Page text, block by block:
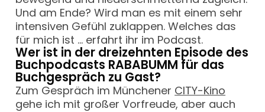
Und am Ende? Wird man es mit einem sehr
intensiven Gefühl zuklappen. Welches das
für mich ist … erfahrt ihr im Podcast.
Wer ist in der dreizehnten Episode des
Buchpodcasts RABABUMM für das
Buchgespräch zu Gast?
Zum Gespräch im Münchener CITY-Kino
gehe ich mit großer Vorfreude, aber auch